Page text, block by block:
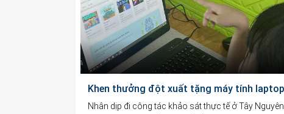
Nhân dịp đi công tác khảo sát thực tế ở Tây Nguyên,